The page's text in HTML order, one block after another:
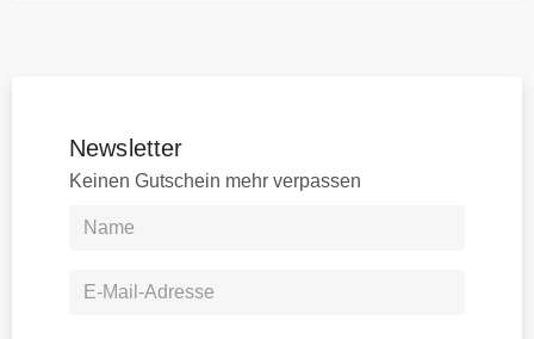
Newsletter
Keinen Gutschein mehr verpassen